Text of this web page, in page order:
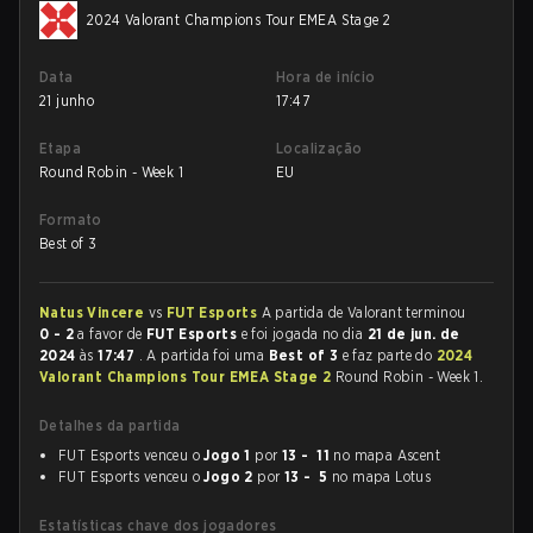
2024 Valorant Champions Tour EMEA Stage 2
Data
21 junho
Hora de início
17:47
Etapa
Round Robin - Week 1
Localização
EU
Formato
Best of 3
Natus Vincere vs FUT Esports A partida de Valorant terminou
0 - 2 a favor de FUT Esports e foi jogada no dia 21 de jun. de
2024 às17:47 . A partida foi uma Best of 3 e faz parte do 2024
Valorant Champions Tour EMEA Stage 2 Round Robin - Week 1.
Detalhes da partida
FUT Esports venceu oJogo 1 por 13 - 11 no mapa Ascent
FUT Esports venceu oJogo 2 por 13 - 5 no mapa Lotus
Estatísticas chave dos jogadores